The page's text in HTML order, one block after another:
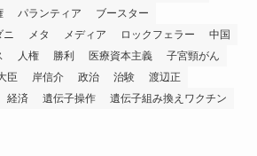
パランティア
ブースター
ニ メタ メディア ロックフェラー
中国
人権 勝利 医療資本主義
子宮頸がん
臣 岸信介 政治 治験
渡辺正
経済 遺伝子操作
遺伝子組み換えワクチン